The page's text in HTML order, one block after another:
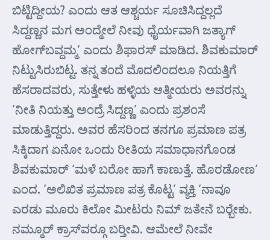
ಬಿಟ್ಟಿದ್ದೀಯ? ಎಂದು ಆತ ಆಶ್ಚರ್ಯ ಸೂಚಿಸಿದ್ದಲ್ಲದೆ
ಸಿದ್ದಣ್ಣನ ಮಗ ಅಂದ್ಮೇಲೆ ನೀವು ಧೈರ್ಯವಾಗಿ ಜತ್ಯಾಗ್
ಹೋಗ್‌ಬವ್ದಮ್ಮ’ ಎಂದು ಶಿಫಾರಸ್ ಮಾಡಿದ. ಶಿವಕುಮಾರ್
ನಿಟ್ಟುಸಿರುಬಿಟ್ಟ. ತನ್ನ ತಂದೆ ಮೊದಲಿಂದಲೂ ನಿಯತ್ತಿಗೆ
ಹೆಸರಾದವರು, ಸುತ್ತೇಳು ಹಳ್ಳಿಯ ಆತ್ಮೀಯರು ಅವರನ್ನು
‘ನೀತಿ ನಿಯತ್ತು ಅಂದ್ರೆ ಸಿದ್ದಣ್ಣ’ ಎಂದು ಪ್ರಶಂಸೆ
ಮಾಡುತ್ತಿದ್ದರು. ಅವರ ಹೆಸರಿಂದ ತನಗೂ ಪ್ರಮಾಣ ಪತ್ರ
ಸಿಕ್ಕಿದಾಗ ಏನೋ ಒಂದು ರೀತಿಯ ಸಮಾಧಾನಗೊಂಡ
ಶಿವಕುಮಾರ್ ‘ಮಳೆ ಬರೋ ಹಾಗೆ ಕಾಣುತ್ತೆ. ಹೊರಡೋಣ’
ಎಂದ. ‘ಅಲಿಖಿತ ಪ್ರಮಾಣ ಪತ್ರ ಕೊಟ್ಟ’ ವ್ಯಕ್ತಿ ‘ನಾವೂ
ಎರಡು ಮೂರು ಕಿಲೋ ಮೀಟರು ನಿಮ್ ಜತೇನೆ ಬರ್‍ಬೇಕು.
ನಮ್ಮೂರ್ ಕ್ರಾಸ್‌ವರ್‍ಗೂ ಬರ್‍ತೀವಿ. ಆಮೇಲೆ ನೀವೇ